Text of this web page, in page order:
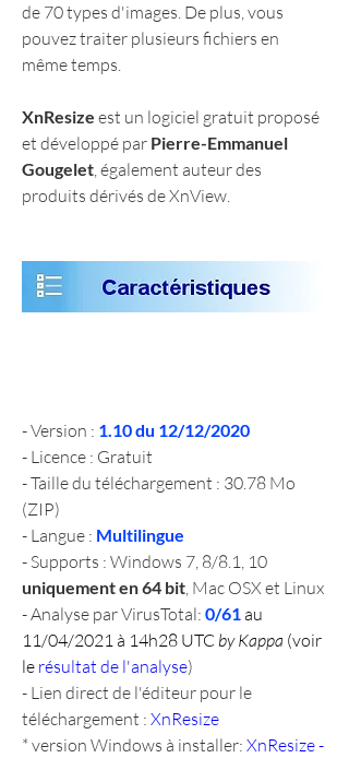
de 70 types d'images. De plus, vous
pouvez traiter plusieurs fichiers en
même temps.
XnResize est un logiciel gratuit proposé
et développé par Pierre-Emmanuel
Gougelet, également auteur des
produits dérivés de XnView.
- Version : 1.10 du 12/12/2020
- Licence : Gratuit
- Taille du téléchargement : 30.78 Mo
(ZIP)
- Langue : Multilingue
uniquement en 64 bit , Mac OSX et Linux
- Analyse par VirusTotal: 0/61 au
11/04/2021 à 14h28 UTC by Kappa (voir
le résultat de l'analyse)
- Lien direct de l'éditeur pour le
téléchargement : XnResize
* version Windows à installer: XnResize -